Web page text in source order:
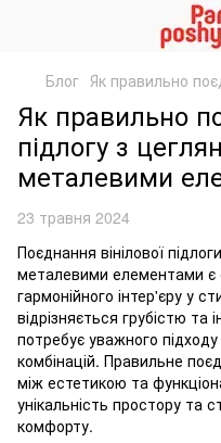
Блог Як правильно
Як правильно
підлогу з
металевими
23 травня 2024
Поєднання вінілової
металевими елементами є
гармонійного інтер'єру у
відрізняється грубістю
потребує уважного
комбінацій. Правильне
між естетикою та
унікальність простору
комфорту.